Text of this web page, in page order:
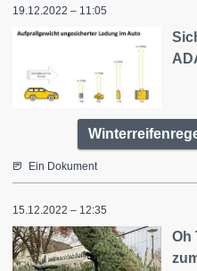
19.12.2022 – 11:05
Ein Dokument
15.12.2022 – 12:35
Oh